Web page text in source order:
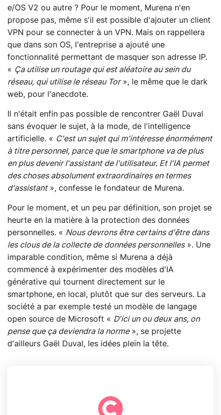
e/OS V2 ou autre ? Pour le moment, Murena n'en
propose pas, même s'il est possible d'ajouter un client
VPN pour se connecter à un VPN. Mais on rappellera
que dans son OS, l'entreprise a ajouté une
fonctionnalité permettant de masquer son adresse IP.
« Ça utilise un routage qui est aléatoire au sein du
réseau, qui utilise le réseau Tor», le même que le dark
web, pour l'anecdote.
Il n'était enfin pas possible de rencontrer Gaël Duval
sans évoquer le sujet, à la mode, de l'intelligence
artificielle. « C'est un sujet qui m'intéresse énormément
à titre personnel, parce que le smartphone va de plus
en plus devenir l'assistant de l'utilisateur. Et l'IA permet
des choses absolument extraordinaires en termes
d'assistant», confesse le fondateur de Murena.
Pour le moment, et un peu par définition, son projet se
heurte en la matière à la protection des données
personnelles. « Nous devrons être certains d'être dans
les clous de la collecte de données personnelles». Une
imparable condition, même si Murena a déjà
commencé à expérimenter des modèles d'IA
générative qui tournent directement sur le
smartphone, en local, plutôt que sur des serveurs. La
société a par exemple testé un modèle de langage
open source de Microsoft « D'ici un ou deux ans, on
pense que ça deviendra la norme», se projette
d'ailleurs Gaël Duval, les idées plein la tête.